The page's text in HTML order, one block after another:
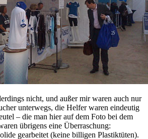
nicht, und außer mir waren auch nur
unterwegs, die Helfer waren eindeutig
– die man hier auf dem Foto bei dem
übrigens eine Überraschung:
gearbeitet (keine billigen Plastiktüten).